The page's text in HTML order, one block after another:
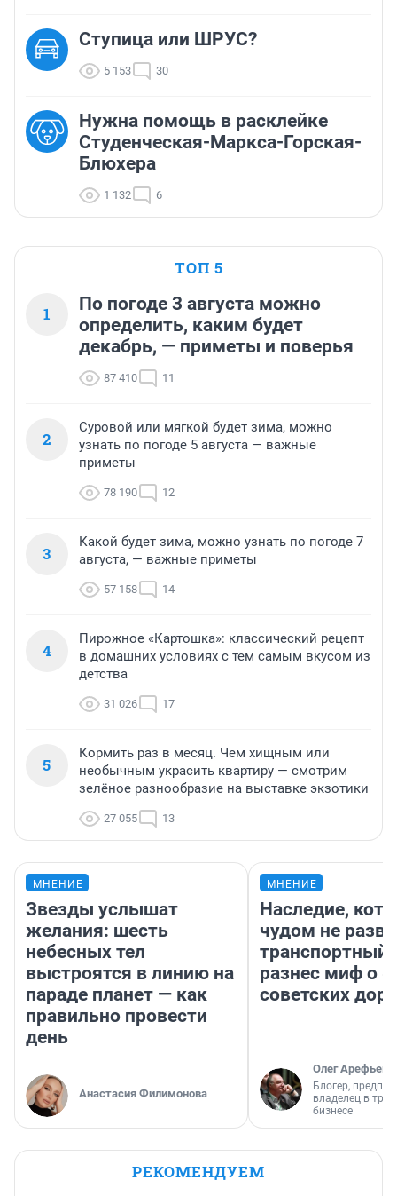
Ступица или ШРУС?
5 153 30
Нужна помощь в расклейке
Студенческая-Маркса-Горская-
Блюхера
1 132 6
ТОП 5
1
По погоде 3 августа можно
определить, каким будет
декабрь, — приметы и поверья
87 410 11
2
Суровой или мягкой будет зима, можно
узнать по погоде 5 августа — важные
приметы
78 190 12
3
Какой будет зима, можно узнать по погоде 7
августа, — важные приметы
57 158 14
4
Пирожное «Картошка»: классический рецепт
в домашних условиях с тем самым вкусом из
детства
31 026 17
5
Кормить раз в месяц. Чем хищным или
необычным украсить квартиру — смотрим
зелёное разнообразие на выставке экзотики
27 055 13
МНЕНИЕ
Звезды услышат
желания: шесть
небесных тел
выстроятся в линию на
параде планет — как
правильно провести
день
Анастасия Филимонова
МНЕНИЕ
Наследие,
чудом не
транспортный
разнес миф о
советских
Олег Арефьев
Блогер,
владелец в
бизнесе
РЕКОМЕНДУЕМ